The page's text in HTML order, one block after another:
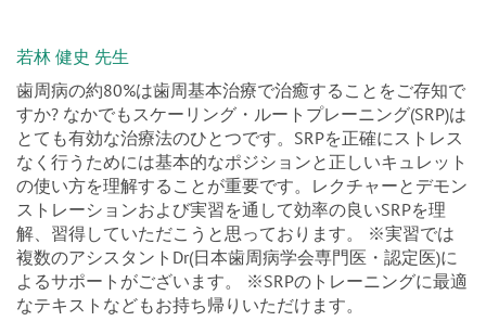
若林 健史 先生
歯周病の約80%は歯周基本治療で治癒することをご存知で
すか? なかでもスケーリング・ルートプレーニング(SRP)は
とても有効な治療法のひとつです。SRPを正確にストレス
なく行うためには基本的なポジションと正しいキュレット
の使い方を理解することが重要です。レクチャーとデモン
ストレーションおよび実習を通して効率の良いSRPを理
解、習得していただこうと思っております。 ※実習では
複数のアシスタントDr(日本歯周病学会専門医・認定医)に
よるサポートがございます。 ※SRPのトレーニングに最適
なテキストなどもお持ち帰りいただけます。